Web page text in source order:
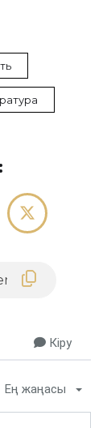
Кіру
Ең жаңасы